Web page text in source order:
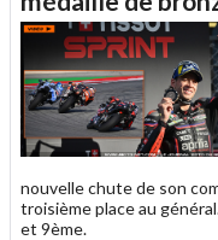
nouvelle chute de son
troisième place au
et 9ème.